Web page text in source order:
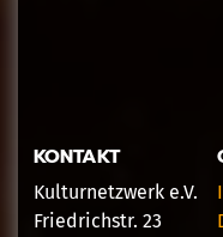
KONTAKT
Kulturnetzwerk e.V.
Friedrichstr. 23